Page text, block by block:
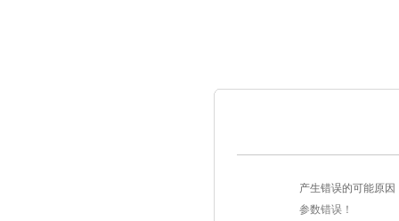
产生错误的可能原因
参数错误！